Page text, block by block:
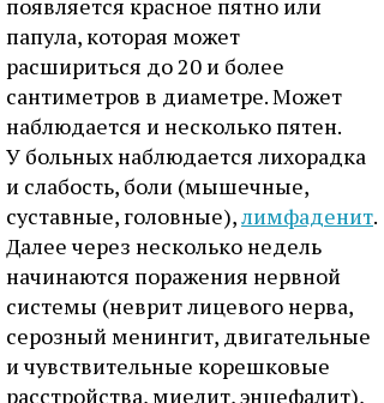
появляется красное пятно или
папула, которая может
расшириться до 20 и более
сантиметров в диаметре. Может
наблюдается и несколько пятен.
У больных наблюдается лихорадка
и слабость, боли (мышечные,
суставные, головные),лимфаденит.
Далее через несколько недель
начинаются поражения нервной
системы (неврит лицевого нерва,
серозный менингит, двигательные
и чувствительные корешковые
расстройства, миелит, энцефалит),